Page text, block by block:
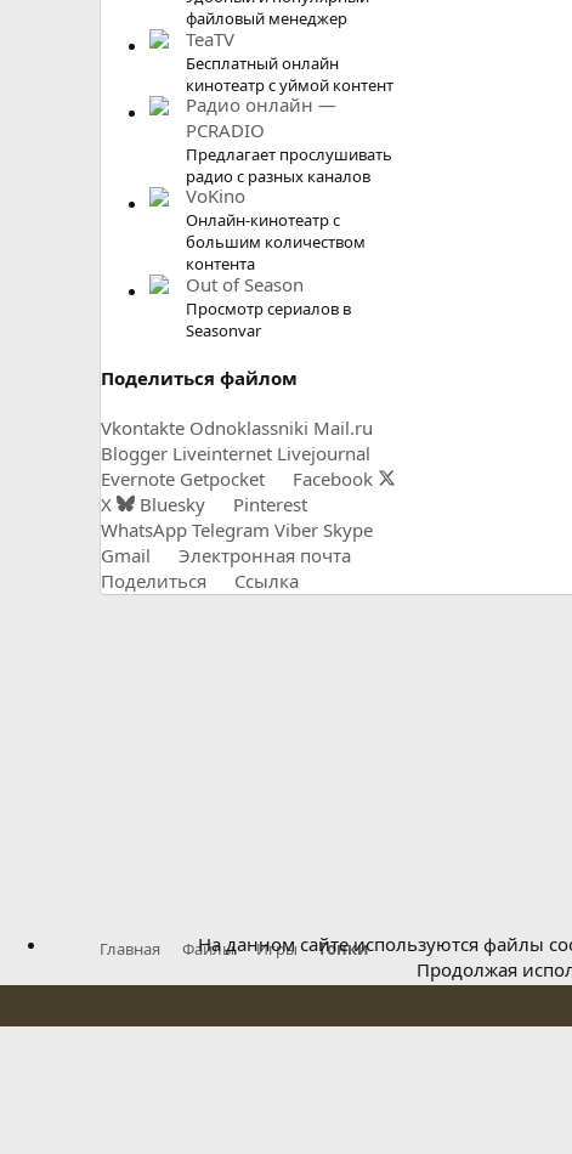
файловый менеджер
TeaTV
Бесплатный онлайн
кинотеатр с уймой контент
Радио онлайн —
PCRADIO
Предлагает прослушивать
радио с разных каналов
VoKino
Онлайн-кинотеатр с
большим количеством
контента
Out of Season
Просмотр сериалов в
Seasonvar
Поделиться файлом
Vkontakte Odnoklassniki Mail.ru
Blogger Liveinternet Livejournal
Evernote Getpocket
Facebook
X
Bluesky
Pinterest
WhatsApp Telegram Viber Skype
Gmail
Электронная почта
Поделиться
Ссылка
Главная Файлы Игры Гонки
На данном сайте используются файлы
Продолжая